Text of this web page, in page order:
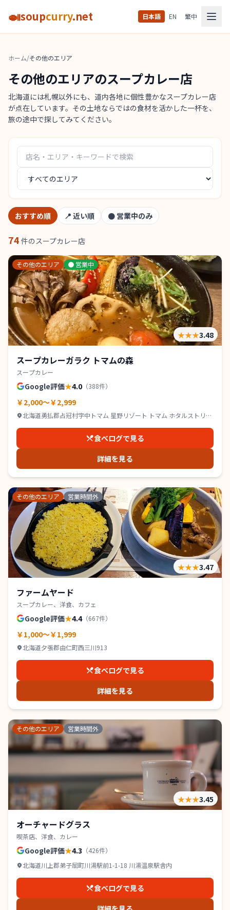
🍛soupcurry.net 日本語 EN 繁中
ホーム/その他のエリア
その他のエリアのスープカレー店
北海道には札幌以外にも、道内各地に個性豊かなスープカレー店
が点在しています。その土地ならではの食材を活かした一杯を、
旅の途中で探してみてください。
おすすめ順 📍 近い順 ● 営業中のみ
74 件のスープカレー店
その他のエリア ● 営業中
★★★3.48
スープカレーガラク トマムの森
スープカレー
Google評価★4.0 （388件）
￥2,000～￥2,999
北海道勇払郡占冠村字中トマム 星野リゾート トマム ホタルストリー
食べログで見る
詳細を見る
その他のエリア 営業時間外
★★★3.47
ファームヤード
スープカレー、洋食、カフェ
Google評価★4.4（667件）
￥1,000～￥1,999
北海道夕張郡由仁町西三川913
食べログで見る
詳細を見る
その他のエリア 営業時間外
★★★3.45
オーチャードグラス
喫茶店、洋食、カレー
Google評価★4.3 （426件）
北海道川上郡弟子屈町川湯駅前1-1-18 川湯温泉駅舎内
食べログで見る